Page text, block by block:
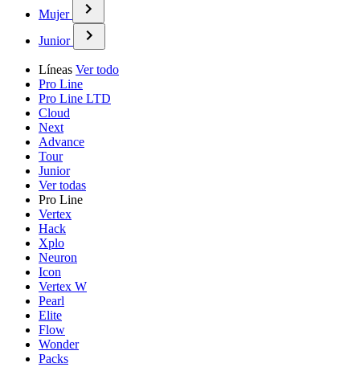
Mujer
Junior
Líneas Ver todo
Pro Line
Pro Line LTD
Cloud
Next
Advance
Tour
Junior
Ver todas
Pro Line
Vertex
Hack
Xplo
Neuron
Icon
Vertex W
Pearl
Elite
Flow
Wonder
Packs